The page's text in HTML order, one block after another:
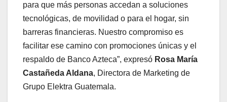
para que más personas accedan a soluciones
tecnológicas, de movilidad o para el hogar, sin
barreras financieras. Nuestro compromiso es
facilitar ese camino con promociones únicas y el
respaldo de Banco Azteca”, expresó Rosa María
Castañeda Aldana, Directora de Marketing de
Grupo Elektra Guatemala.